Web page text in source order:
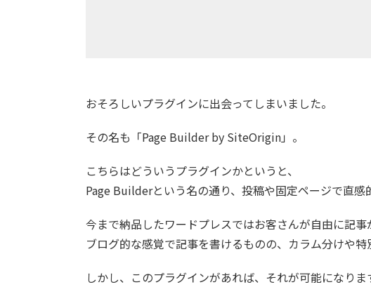
おそろしいプラグインに出会ってしまいました。
その名も「Page Builder by SiteOrigin」。
こちらはどういうプラグインかというと、
Page Builderという名の通り、投稿や固定ページで直感
今まで納品したワードプレスではお客さんが自由に記事
ブログ的な感覚で記事を書けるものの、カラム分けや
しかし、このプラグインがあれば、それが可能になりま